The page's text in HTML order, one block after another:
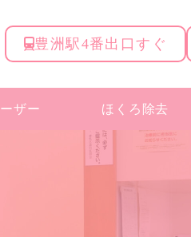
豊洲駅4番出口すぐ
ザー ほくろ除去